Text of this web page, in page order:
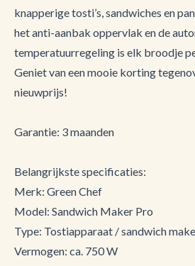
knapperige tosti’s, sandwiches en
het anti-aanbak oppervlak en de
temperatuurregeling is elk broodje
Geniet van een mooie korting
nieuwprijs!
Garantie: 3 maanden
Belangrijkste specificaties:
Merk: Green Chef
Model: Sandwich Maker Pro
Type: Tostiapparaat / sandwich
Vermogen: ca. 750 W